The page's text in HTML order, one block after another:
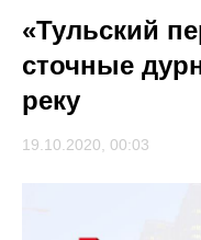
«Тульский
сточные
реку
19.10.2020, 00:03